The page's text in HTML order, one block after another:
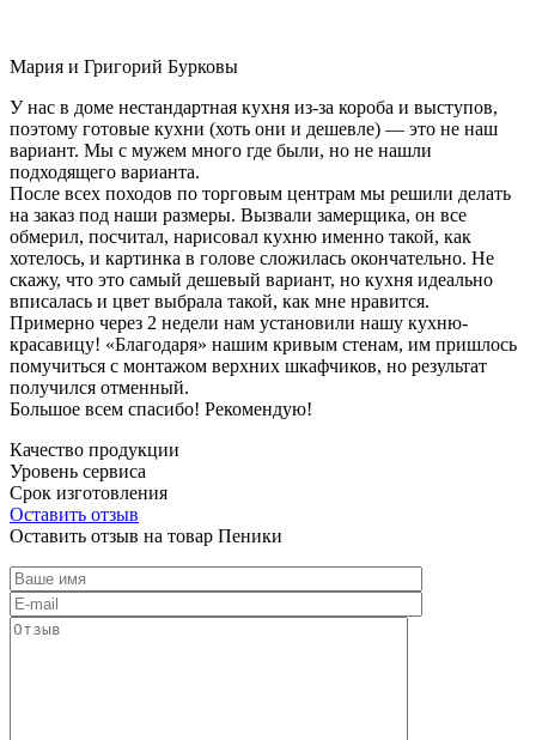
Мария и Григорий Бурковы
У нас в доме нестандартная кухня из-за короба и выступов,
поэтому готовые кухни (хоть они и дешевле) — это не наш
вариант. Мы с мужем много где были, но не нашли
подходящего варианта.
После всех походов по торговым центрам мы решили делать
на заказ под наши размеры. Вызвали замерщика, он все
обмерил, посчитал, нарисовал кухню именно такой, как
хотелось, и картинка в голове сложилась окончательно. Не
скажу, что это самый дешевый вариант, но кухня идеально
вписалась и цвет выбрала такой, как мне нравится.
Примерно через 2 недели нам установили нашу кухню-
красавицу! «Благодаря» нашим кривым стенам, им пришлось
помучиться с монтажом верхних шкафчиков, но результат
получился отменный.
Большое всем спасибо! Рекомендую!
Качество продукции
Уровень сервиса
Срок изготовления
Оставить отзыв
Оставить отзыв на товар Пеники